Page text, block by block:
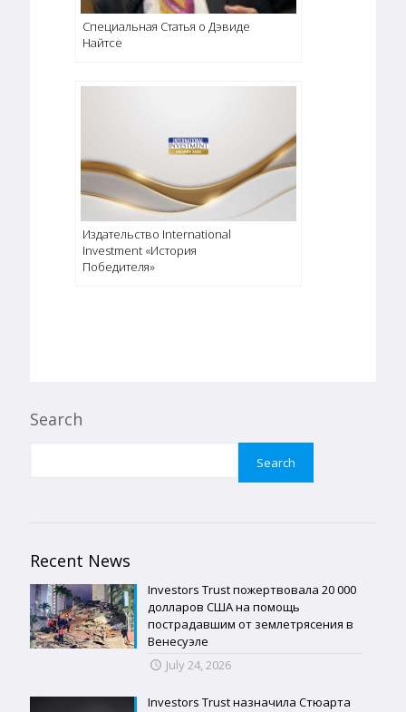
Специальная Cтатья о Дэвиде
Найтсе
Издательство International
Investment «История
Победителя»
Search
Search
Recent News
Investors Trust пожертвовала 20 000
долларов США на помощь
пострадавшим от землетрясения в
Венесуэле
July 24, 2026
Investors Trust назначила Стюарта